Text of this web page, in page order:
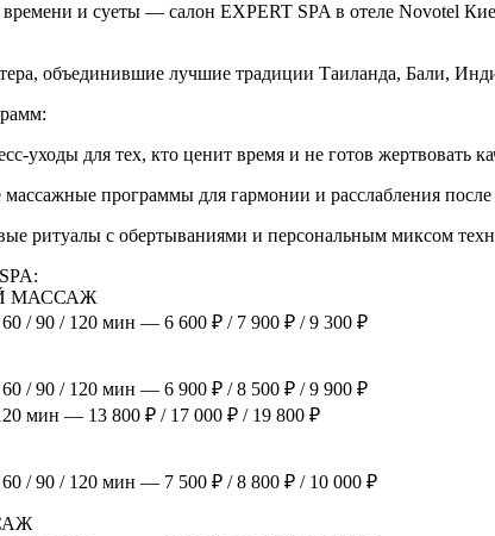
и суеты — салон EXPERT SPA в отеле Novotel
объединившие лучшие традиции Таиланда, Бали,
уходы для тех, кто ценит время и не готов жертвовать
программы для гармонии и расслабления
ритуалы с обертываниями и персональным миксом
МАССАЖ
/ 90 / 120 мин — 6 600 ₽ / 7 900 ₽ / 9 300 ₽
/ 90 / 120 мин — 6 900 ₽ / 8 500 ₽ / 9 900 ₽
мин — 13 800 ₽ / 17 000 ₽ / 19 800 ₽
/ 90 / 120 мин — 7 500 ₽ / 8 800 ₽ / 10 000 ₽